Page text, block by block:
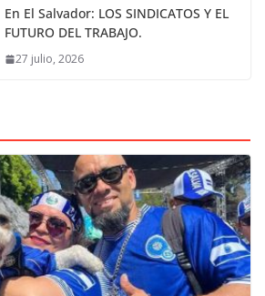
En El Salvador: LOS SINDICATOS Y EL
FUTURO DEL TRABAJO.
27 julio, 2026